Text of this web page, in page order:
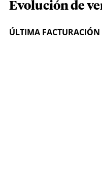
Evolución de
ÚLTIMA FACTURACIÓN